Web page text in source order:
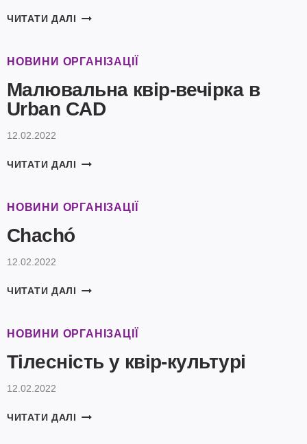
ЧИТАТИ ДАЛІ ПРЕЗЕНТАЦІЯ
ЯК
НИЗОВА
АРТ-
РЕЗИДЕНЦІЯ
НОВИНИ ОРГАНІЗАЦІЇ
Малювальна квір-вечірка в
Urban CAD
12.02.2022
ЧИТАТИ ДАЛІ МАЛЮВАЛЬНА
В
НОВИНИ ОРГАНІЗАЦІЇ
Chachó
12.02.2022
ЧИТАТИ ДАЛІ CHACHÓ
НОВИНИ ОРГАНІЗАЦІЇ
Тілесність у квір-культурі
12.02.2022
ЧИТАТИ ДАЛІ ТІЛЕСНІСТЬ